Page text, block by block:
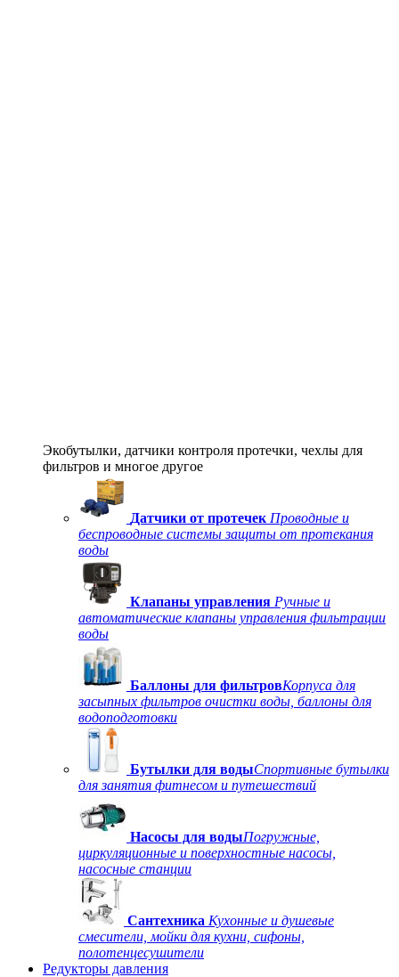
Экобутылки, датчики контроля протечки, чехлы для
фильтров и многое другое
Датчики от протечек Проводные и
беспроводные системы защиты от протекания
воды
Клапаны управления Ручные и
автоматические клапаны управления фильтрации
воды
Баллоны для фильтровКорпуса для
засыпных фильтров очистки воды, баллоны для
водоподготовки
Бутылки для водыСпортивные бутылки
для занятия фитнесом и путешествий
Насосы для водыПогружные,
циркуляционные и поверхностные насосы,
насосные станции
Сантехника Кухонные и душевые
смесители, мойки для кухни, сифоны,
полотенцесушители
Редукторы давления